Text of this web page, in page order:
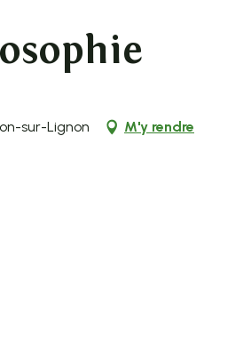
sur-Lignon
M'y rendre